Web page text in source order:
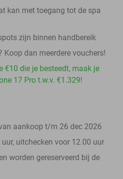
kan met toegang tot de spa
zijn binnen handbereik
Koop dan meerdere vouchers!
€10 die je besteedt, maak je
17 Pro t.w.v. €1.329!
aankoop t/m 26 dec 2026
uitchecken voor 12.00 uur
worden gereserveerd bij de